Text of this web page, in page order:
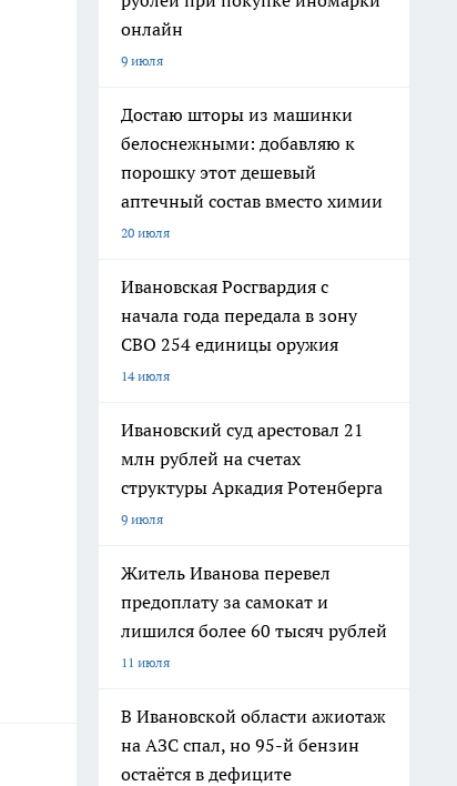
онлайн
9 июля
Достаю шторы из машинки
белоснежными: добавляю к
порошку этот дешевый
аптечный состав вместо химии
20 июля
Ивановская Росгвардия с
начала года передала в зону
СВО 254 единицы оружия
14 июля
Ивановский суд арестовал 21
млн рублей на счетах
структуры Аркадия Ротенберга
9 июля
Житель Иванова перевел
предоплату за самокат и
лишился более 60 тысяч рублей
11 июля
В Ивановской области ажиотаж
на АЗС спал, но 95-й бензин
остаётся в дефиците